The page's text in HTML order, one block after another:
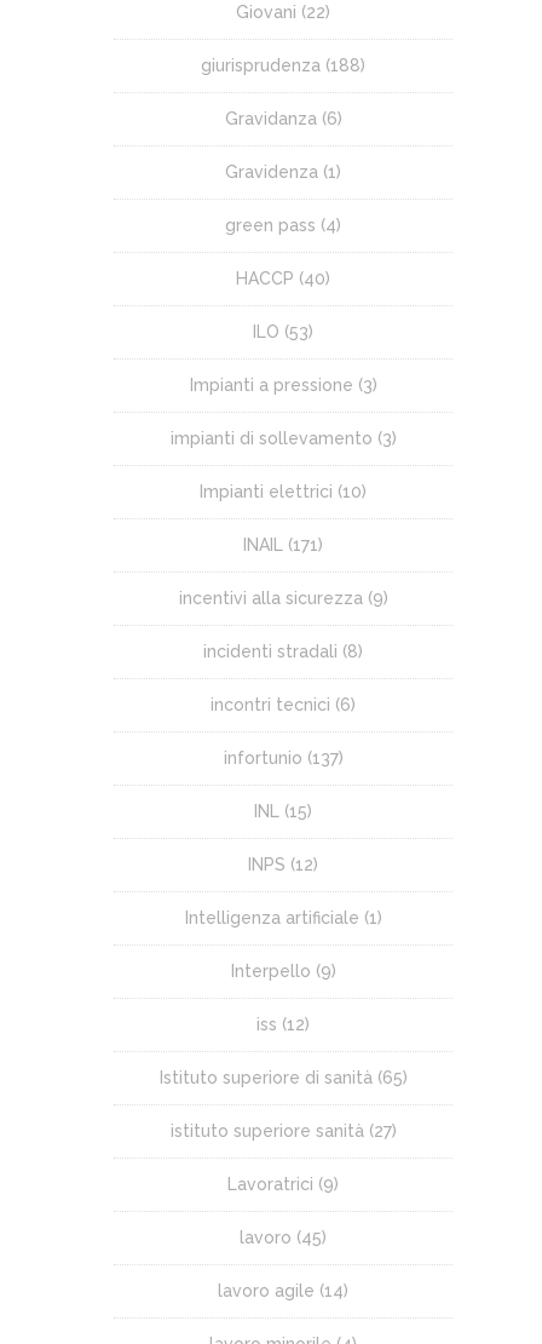
Giovani (22)
giurisprudenza (188)
Gravidanza (6)
Gravidenza (1)
green pass (4)
HACCP (40)
ILO (53)
Impianti a pressione (3)
impianti di sollevamento (3)
Impianti elettrici (10)
INAIL (171)
incentivi alla sicurezza (9)
incidenti stradali (8)
incontri tecnici (6)
infortunio (137)
INL (15)
INPS (12)
Intelligenza artificiale (1)
Interpello (9)
iss (12)
Istituto superiore di sanità (65)
istituto superiore sanità (27)
Lavoratrici (9)
lavoro (45)
lavoro agile (14)